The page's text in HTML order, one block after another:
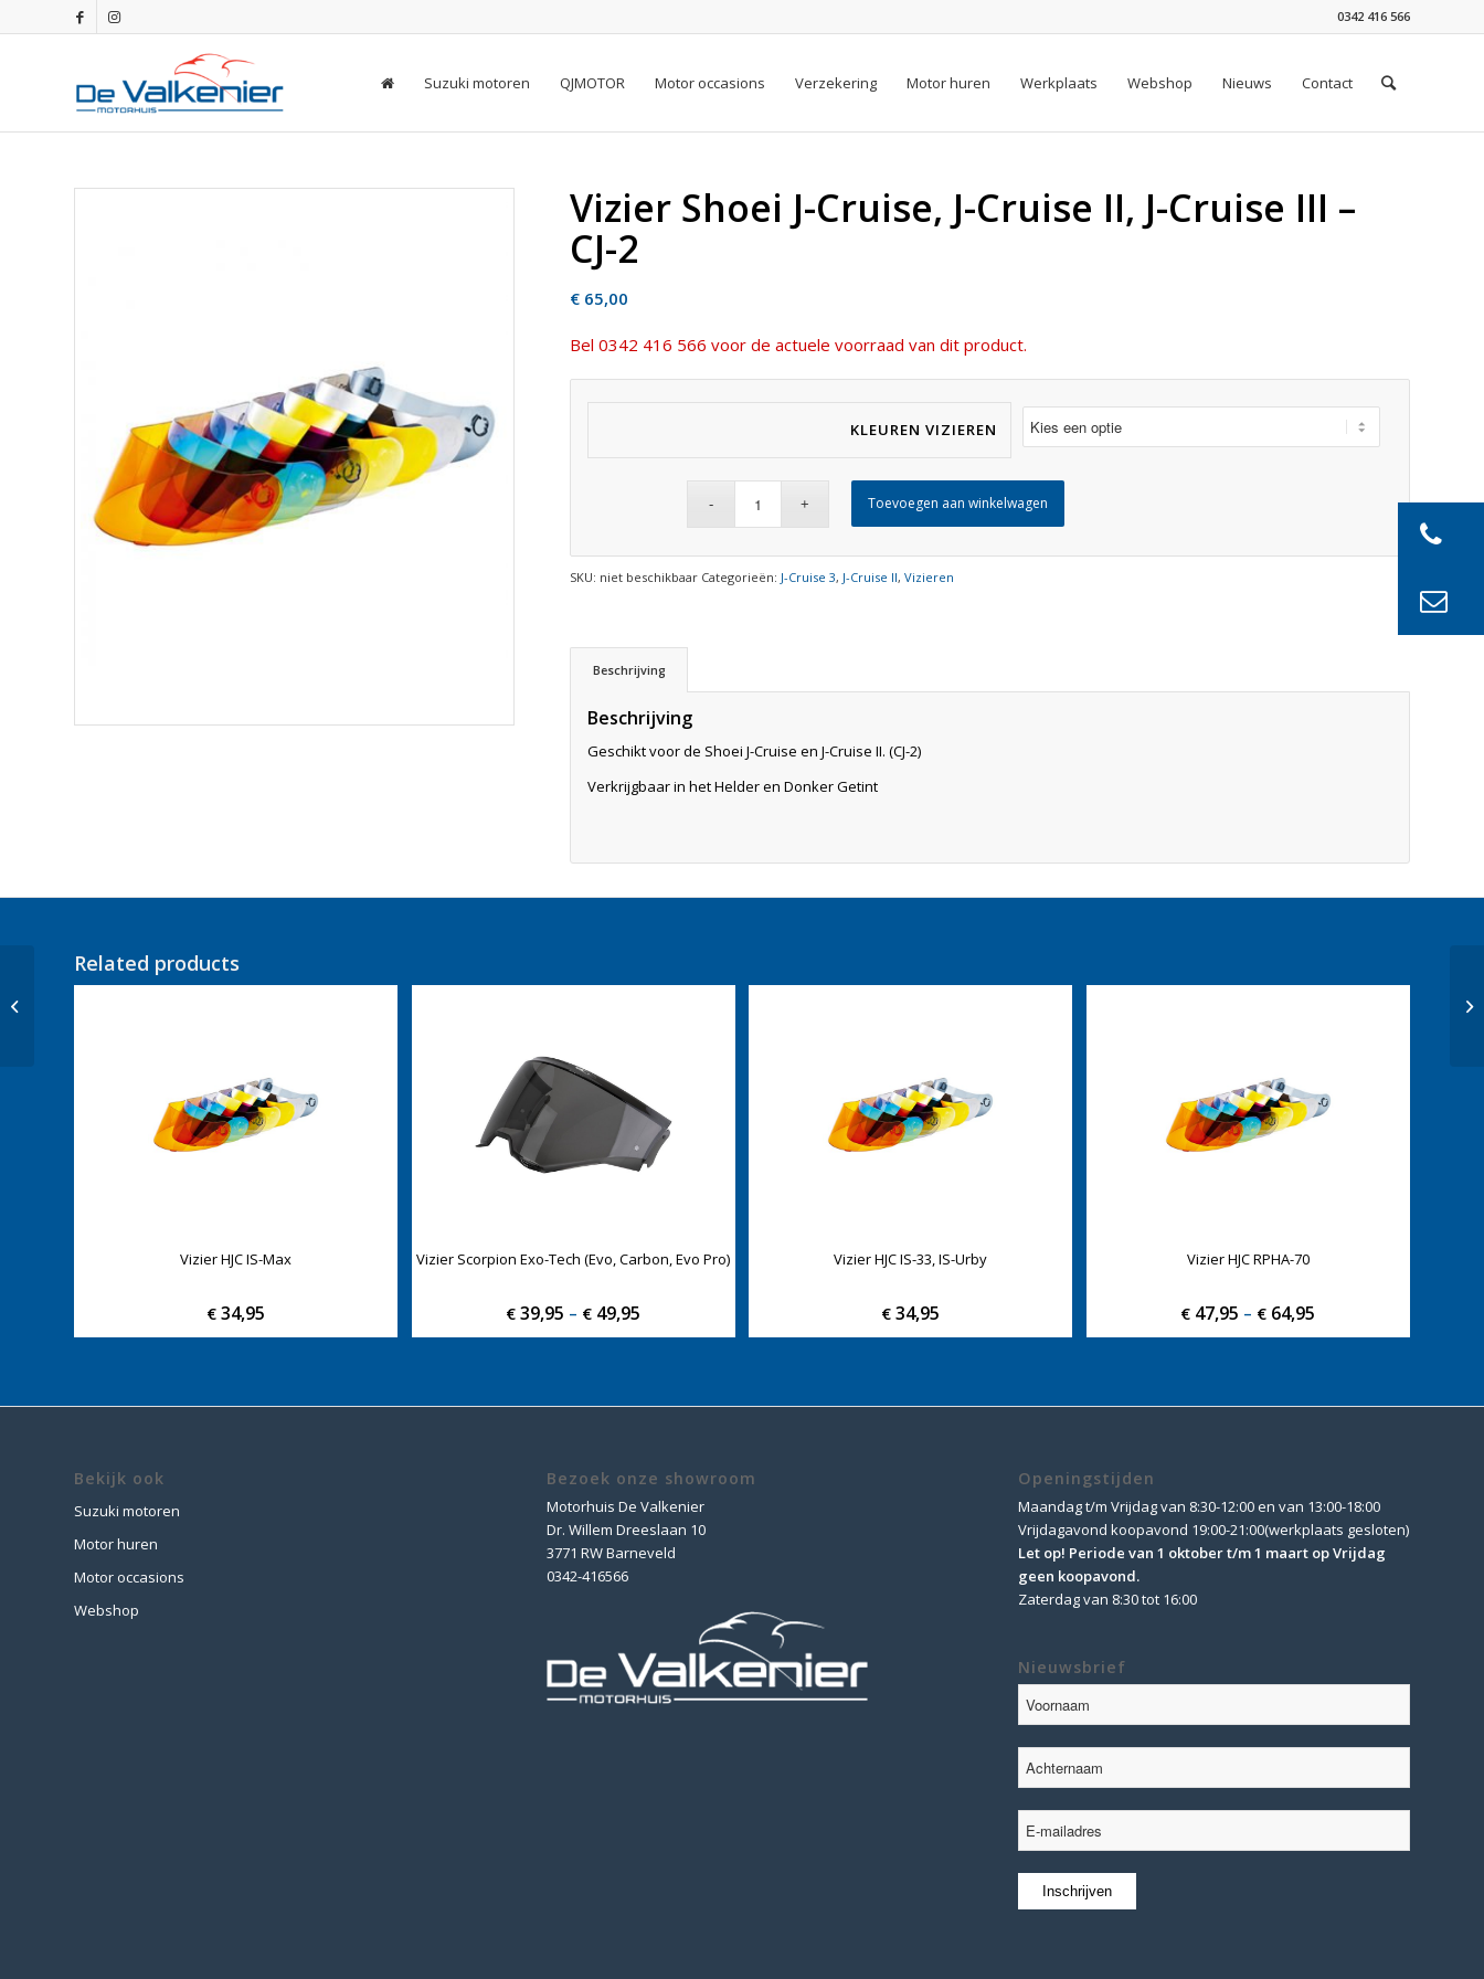
0342 416 566
Suzuki motoren QJMOTOR Motor occasions Verzekering Motor huren Werkplaats Webshop Nieuws Contact
Vizier Shoei J-Cruise, J-Cruise II, J-Cruise III –
CJ-2
€ 65,00
Bel 0342 416 566 voor de actuele voorraad van dit product.
KLEUREN VIZIEREN
Toevoegen aan winkelwagen
SKU: niet beschikbaar Categorieën: J-Cruise 3, J-Cruise II,Vizieren
Beschrijving
Beschrijving
Geschikt voor de Shoei J-Cruise en J-Cruise II. (CJ-2)
Verkrijgbaar in het Helder en Donker Getint
Related products
Vizier HJC IS-Max
€ 34,95
Vizier Scorpion Exo-Tech (Evo, Carbon, Evo Pro)
€ 39,95 – € 49,95
range:
Vizier HJC IS-33, IS-Urby
€ 34,95
Vizier HJC RPHA-70
€ 47,95 – € 64,95
range:
Bekijk ook
Suzuki motoren
Motor huren
Motor occasions
Webshop
Bezoek onze showroom
Motorhuis De Valkenier
Dr. Willem Dreeslaan 10
3771 RW Barneveld
0342-416566
Openingstijden
Maandag t/m Vrijdag van 8:30-12:00 en van 13:00-18:00
Vrijdagavond koopavond 19:00-21:00(werkplaats gesloten)
Let op! Periode van 1 oktober t/m 1 maart op Vrijdag
geen koopavond.
Zaterdag van 8:30 tot 16:00
Nieuwsbrief